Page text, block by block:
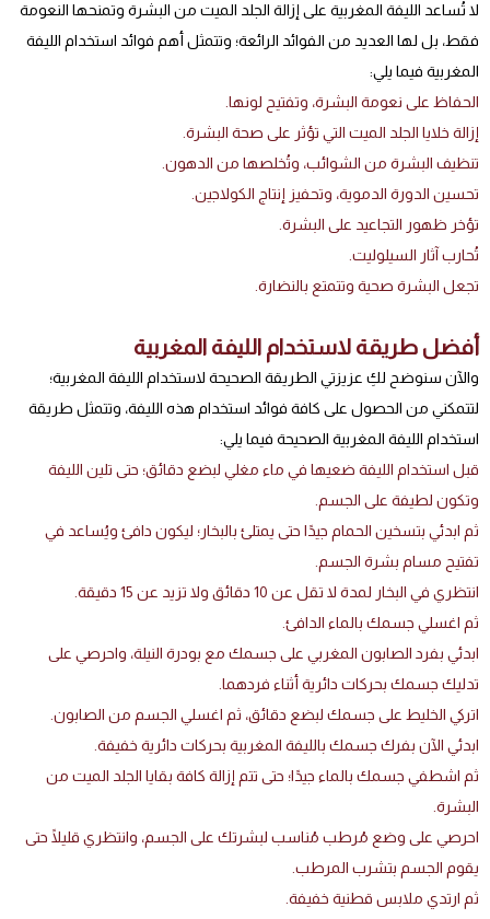
لا تُساعد الليفة المغربية على إزالة الجلد الميت من البشرة وتمنحها النعومة
فقط، بل لها العديد من الفوائد الرائعة؛ وتتمثل أهم فوائد استخدام الليفة
المغربية فيما يلي:
الحفاظ على نعومة البشرة، وتفتيح لونها.
إزالة خلايا الجلد الميت التي تؤثر على صحة البشرة.
تنظيف البشرة من الشوائب، وتُخلصها من الدهون.
تحسين الدورة الدموية، وتحفيز إنتاج الكولاجين.
تؤخر ظهور التجاعيد على البشرة.
تُحارب آثار السيلوليت.
تجعل البشرة صحية وتتمتع بالنضارة.
أفضل طريقة لاستخدام الليفة المغربية
والآن سنوضح لكِ عزيزتي الطريقة الصحيحة لاستخدام الليفة المغربية؛
لتتمكني من الحصول على كافة فوائد استخدام هذه الليفة، وتتمثل طريقة
استخدام الليفة المغربية الصحيحة فيما يلي:
قبل استخدام الليفة ضعيها في ماء مغلي لبضع دقائق؛ حتى تلين الليفة
وتكون لطيفة على الجسم.
ثم ابدئي بتسخين الحمام جيدًا حتى يمتلئ بالبخار؛ ليكون دافئ ويُساعد في
تفتيح مسام بشرة الجسم.
انتظري في البخار لمدة لا تقل عن 10 دقائق ولا تزيد عن 15 دقيقة.
ثم اغسلي جسمك بالماء الدافئ.
ابدئي بفرد الصابون المغربي على جسمك مع بودرة النيلة، واحرصي على
تدليك جسمك بحركات دائرية أثناء فردهما.
اتركي الخليط على جسمك لبضع دقائق، ثم اغسلي الجسم من الصابون.
ابدئي الآن بفرك جسمك بالليفة المغربية بحركات دائرية خفيفة.
ثم اشطفي جسمك بالماء جيدًا؛ حتى تتم إزالة كافة بقايا الجلد الميت من
البشرة.
احرصي على وضع مُرطب مُناسب لبشرتك على الجسم، وانتظري قليلًا حتى
يقوم الجسم بتشرب المرطب.
ثم ارتدي ملابس قطنية خفيفة.